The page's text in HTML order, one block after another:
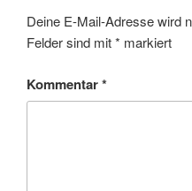
Deine E-Mail-Adresse wird
Felder sind mit* markiert
Kommentar*